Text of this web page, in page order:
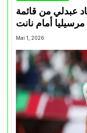
عبدلي من قائمة
مرسيليا أمام نانت
Mai 1, 2026